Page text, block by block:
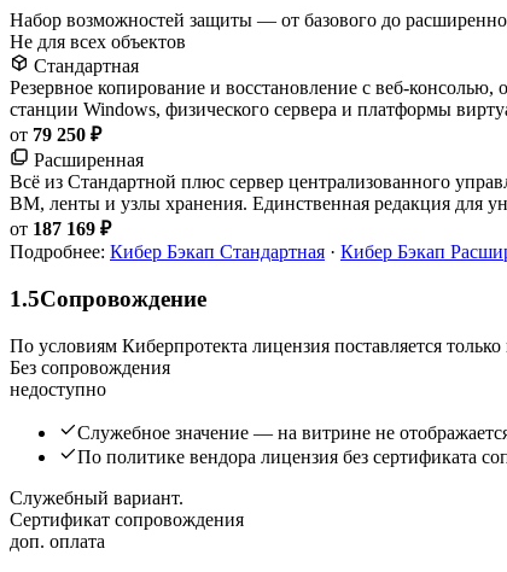
Набор возможностей защиты — от базового до
Не для всех объектов
Стандартная
Резервное копирование и восстановление с веб-
станции Windows, физического сервера и платформы
от 79 250 ₽
Расширенная
Всё из Стандартной плюс сервер централизованного
ВМ, ленты и узлы хранения. Единственная редакция для
от 187 169 ₽
Подробнее: Кибер Бэкап Стандартная · Кибер Бэкап
1.5Сопровождение
По условиям Киберпротекта лицензия поставляется
Без сопровождения
недоступно
Служебное значение — на витрине не
По политике вендора лицензия без сертификата
Служебный вариант.
Сертификат сопровождения
доп. оплата